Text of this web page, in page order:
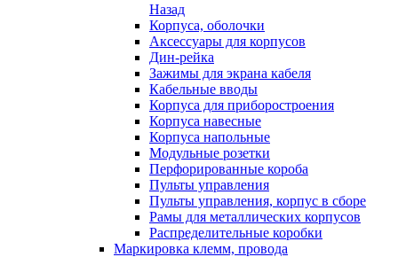
Назад
Корпуса, оболочки
Аксессуары для корпусов
Дин-рейка
Зажимы для экрана кабеля
Кабельные вводы
Корпуса для приборостроения
Корпуса навесные
Корпуса напольные
Модульные розетки
Перфорированные короба
Пульты управления
Пульты управления, корпус в сборе
Рамы для металлических корпусов
Распределительные коробки
Маркировка клемм, провода